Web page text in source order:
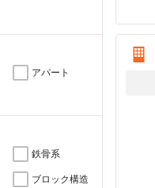
アパート
鉄骨系
ブロック構造